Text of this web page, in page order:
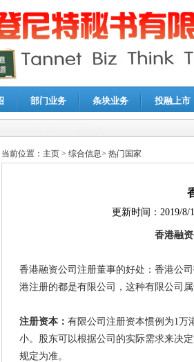
部门业务 条块业务 投融上市
申报鉴证
当前位置： 主页 > 综合信息> 热门国家
更新时间： 2019/8/
香港融
香港融资公司注册董事的好处：香港公
港注册的都是有限公司，这种有限公司
注册资本： 有限公司注册资本惯例为1万
小。股东可以根据公司的实际需求来决
规定为准。